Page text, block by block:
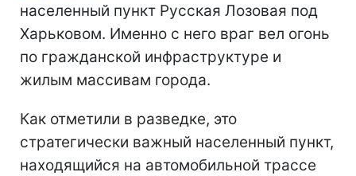
населенный пункт Русская Лозовая под
Харьковом. Именно с него враг вел огонь
по гражданской инфраструктуре и
жилым массивам города.
Как отметили в разведке, это
стратегически важный населенный пункт,
находящийся на автомобильной трассе